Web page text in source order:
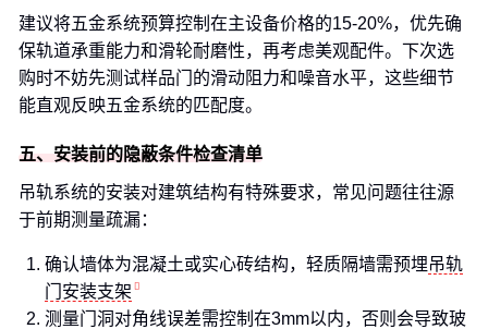
建议将五金系统预算控制在主设备价格的15-20%，优先确
保轨道承重能力和滑轮耐磨性，再考虑美观配件。下次选
购时不妨先测试样品门的滑动阻力和噪音水平，这些细节
能直观反映五金系统的匹配度。
五、安装前的隐蔽条件检查清单
吊轨系统的安装对建筑结构有特殊要求，常见问题往往源
于前期测量疏漏：
确认墙体为混凝土或实心砖结构，轻质隔墙需预埋吊轨
门安装支架
测量门洞对角线误差需控制在3mm以内，否则会导致玻